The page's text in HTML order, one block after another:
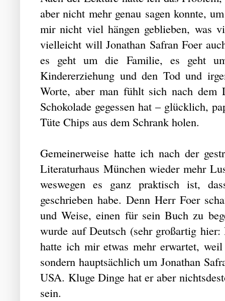
aber nicht mehr genau sagen konnte,
mir nicht viel hängen geblieben, was
vielleicht will Jonathan Safran Foer
es geht um die Familie, es geht
Kindererziehung und den Tod und
Worte, aber man fühlt sich nach dem
Schokolade gegessen hat – glücklich,
Tüte Chips aus dem Schrank holen.
Gemeinerweise hatte ich nach der
Literaturhaus München wieder mehr
weswegen es ganz praktisch ist,
geschrieben habe. Denn Herr Foer
und Weise, einen für sein Buch zu
wurde auf Deutsch (sehr großartig
hatte ich mir etwas mehr erwartet,
sondern hauptsächlich um Jonathan
USA. Kluge Dinge hat er aber
sein.